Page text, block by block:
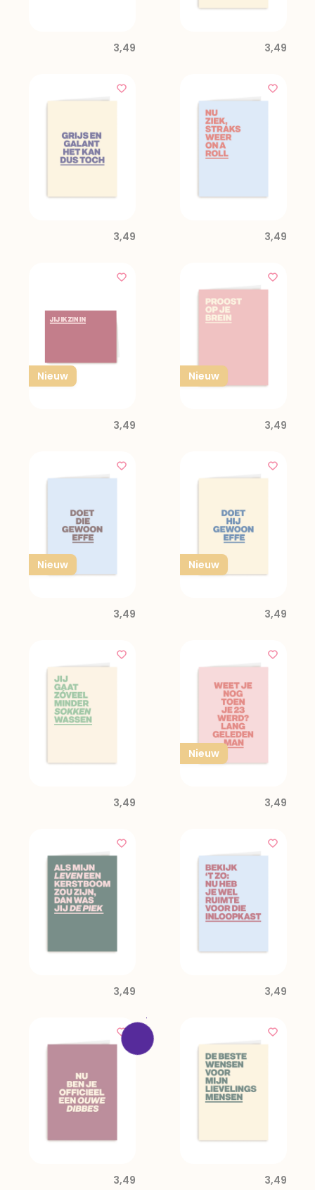
3,49 3,49
3,49 3,49
Nieuw
3,49
Nieuw
3,49
Nieuw
3,49
Nieuw
3,49
3,49
Nieuw
3,49
3,49 3,49
3,49 3,49